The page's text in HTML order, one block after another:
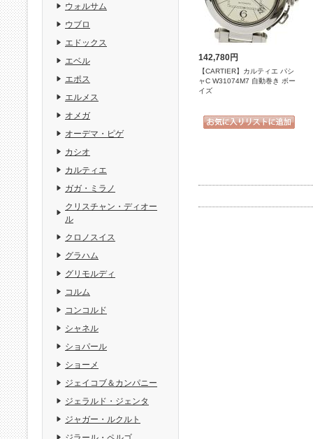
142,780円
【CARTIER】カルティエ パシ
ャC W31074M7 自動巻き ボー
イズ
ウォルサム
ウブロ
エドックス
エベル
エポス
エルメス
オメガ
オーデマ・ピゲ
カシオ
カルティエ
ガガ・ミラノ
クリスチャン・ディオー
ル
クロノスイス
グラハム
グリモルディ
コルム
コンコルド
シャネル
ショパール
ショーメ
ジェイコブ＆カンパニー
ジェラルド・ジェンタ
ジャガー・ルクルト